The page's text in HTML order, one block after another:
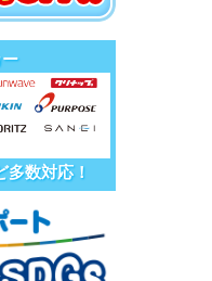
多数対応！